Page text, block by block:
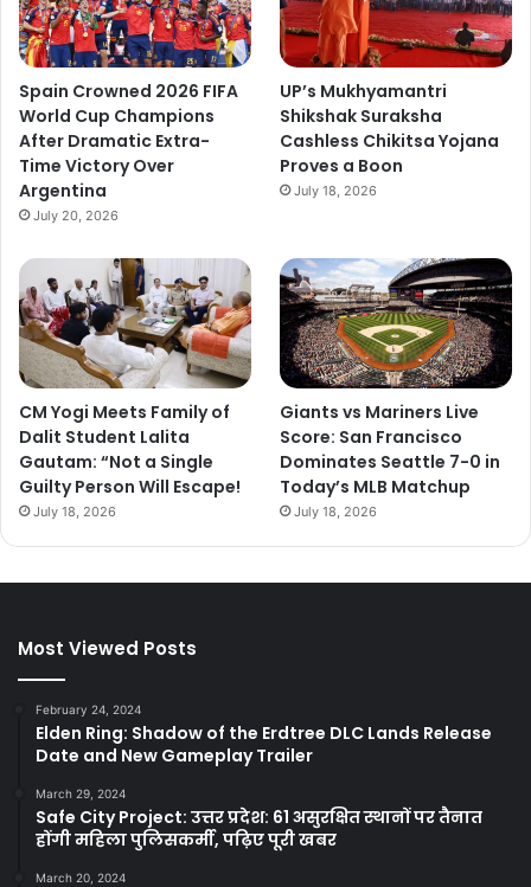
Spain Crowned 2026 FIFA
World Cup Champions
After Dramatic Extra-
Time Victory Over
Argentina
July 20, 2026
UP’s Mukhyamantri
Shikshak Suraksha
Cashless Chikitsa Yojana
Proves a Boon
July 18, 2026
CM Yogi Meets Family of
Dalit Student Lalita
Gautam: “Not a Single
Guilty Person Will Escape!
July 18, 2026
Giants vs Mariners Live
Score: San Francisco
Dominates Seattle 7-0 in
Today’s MLB Matchup
July 18, 2026
Most Viewed Posts
February 24, 2024
Elden Ring: Shadow of the Erdtree DLC Lands Release
Date and New Gameplay Trailer
March 29, 2024
Safe City Project: उत्तर प्रदेश: 61 असुरक्षित स्थानों पर तैनात
होंगी महिला पुलिसकर्मी, पढ़िए पूरी खबर
March 20, 2024